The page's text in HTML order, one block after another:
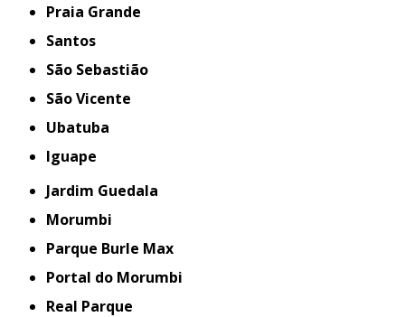
Praia Grande
Santos
São Sebastião
São Vicente
Ubatuba
iguape
Jardim Guedala
Morumbi
Parque Burle Max
Portal do Morumbi
Real Parque